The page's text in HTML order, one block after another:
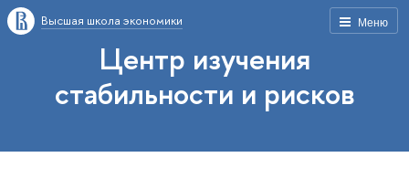
Меню
Высшая школа экономики
Центр изучения
стабильности и рисков